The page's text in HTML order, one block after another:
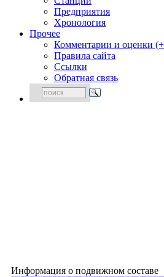
Предприятия
Хронология
Прочее
Комментарии и оценки
Правила сайта
Ссылки
Обратная связь
Информация о подвижном составе